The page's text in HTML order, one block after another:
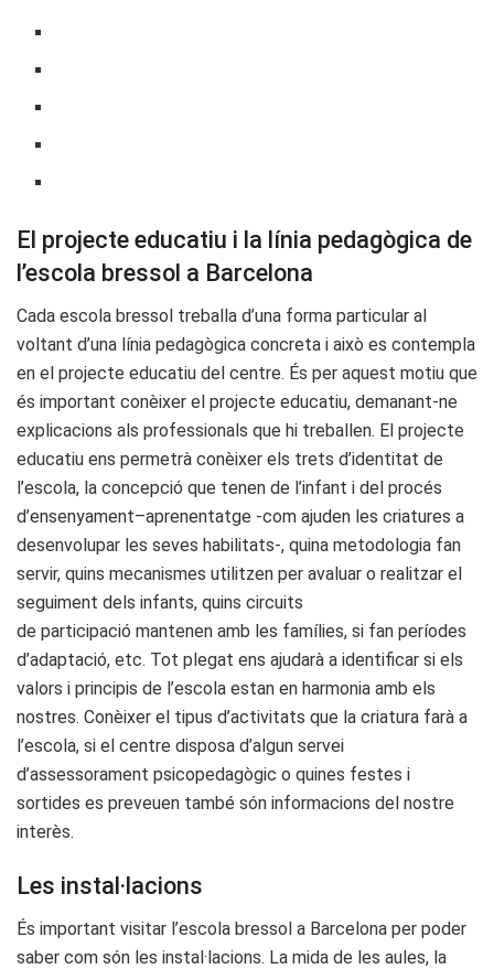
El projecte educatiu i la línia pedagògica de
l’escola bressol a Barcelona
Cada escola bressol treballa d’una forma particular al
voltant d’una línia pedagògica concreta i això es contempla
en el projecte educatiu del centre. És per aquest motiu que
és important conèixer el projecte educatiu, demanant-ne
explicacions als professionals que hi treballen. El projecte
educatiu ens permetrà conèixer els trets d’identitat de
l’escola, la concepció que tenen de l’infant i del procés
d’ensenyament–aprenentatge -com ajuden les criatures a
desenvolupar les seves habilitats-, quina metodologia fan
servir, quins mecanismes utilitzen per avaluar o realitzar el
seguiment dels infants, quins circuits
de participació mantenen amb les famílies, si fan períodes
d’adaptació, etc. Tot plegat ens ajudarà a identificar si els
valors i principis de l’escola estan en harmonia amb els
nostres. Conèixer el tipus d’activitats que la criatura farà a
l’escola, si el centre disposa d’algun servei
d’assessorament psicopedagògic o quines festes i
sortides es preveuen també són informacions del nostre
interès.
Les instal·lacions
És important visitar l’escola bressol a Barcelona per poder
saber com són les instal·lacions. La mida de les aules, la